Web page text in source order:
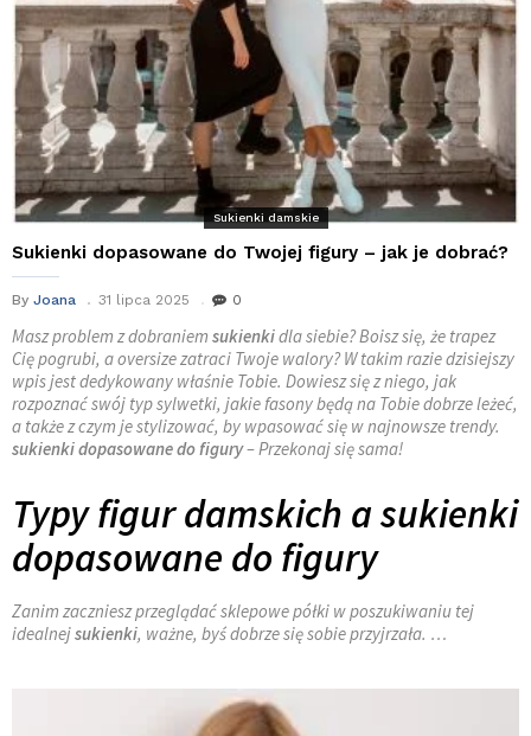
Sukienki damskie
Sukienki dopasowane do Twojej figury – jak je dobrać?
By Joana 31 lipca 2025 0
Masz problem z dobraniem sukienkidla siebie? Boisz się, że trapez
Cię pogrubi, a oversize zatraci Twoje walory? W takim razie dzisiejszy
wpis jest dedykowany właśnie Tobie. Dowiesz się z niego, jak
rozpoznać swój typ sylwetki, jakie fasony będą na Tobie dobrze leżeć,
a także z czym je stylizować, by wpasować się w najnowsze trendy.
sukienki dopasowane do figury– Przekonaj się sama!
Typy figur damskich a sukienki
dopasowane do figury
Zanim zaczniesz przeglądać sklepowe półki w poszukiwaniu tej
idealnejsukienki, ważne, byś dobrze się sobie przyjrzała. …